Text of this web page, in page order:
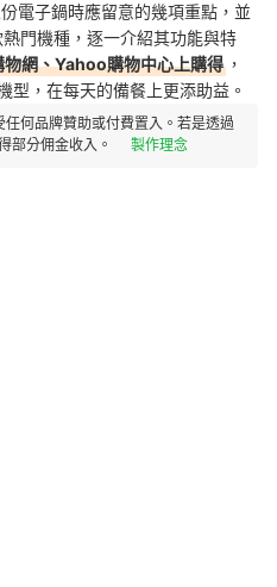
電子鍋時應留意的幾項重點，並
門機種，逐一介紹其功能與特
網、Yahoo購物中心上購得 ，
型，在每天的備餐上更添助益。
何品牌贊助或付費置入。若是透過
部分佣金收入。
製作理念